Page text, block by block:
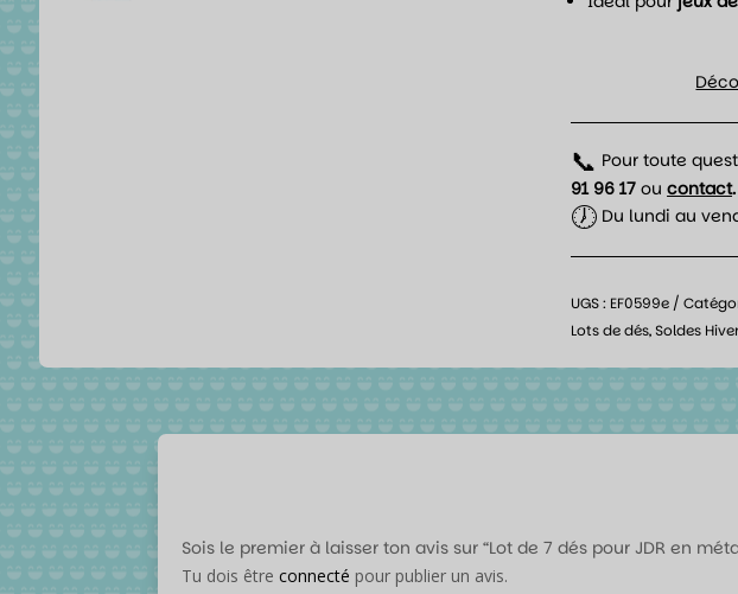
📞 Pour toute
91 96 17 oucontact.
🕖 Du lundi au
UGS : EF0599e
Lots de dés,Soldes
Sois le premier à laisser ton avis sur “Lot de 7 dés pour JDR en
Tu dois être connecté pour publier un avis.